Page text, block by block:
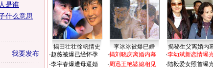
是谁
什么意思
我要发布
揭田壮壮徐帆情史 李冰冰被爆已婚
揭秘生父离婚内
·赵薇被爆已经怀孕
·李宇春爆遭母逼婚
·揭刘晓庆离婚内幕
·周迅王艳婆媳相见
·李幼斌新恋情曝
·陆毅爱女照首曝